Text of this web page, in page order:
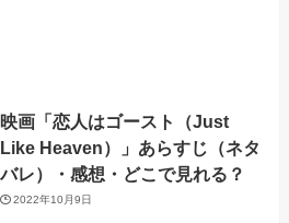
映画「恋人はゴースト（Just
Like Heaven）」あらすじ（ネタ
バレ）・感想・どこで見れる？
2022年10月9日